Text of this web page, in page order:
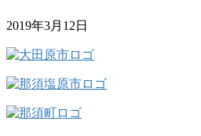
2019年3月12日